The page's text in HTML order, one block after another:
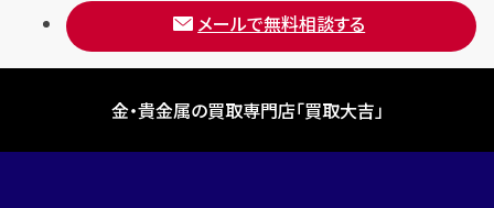
メールで無料相談する
金・貴金属の買取専門店「買取大吉」